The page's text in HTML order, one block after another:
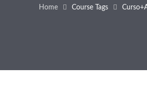
Home Course Tags